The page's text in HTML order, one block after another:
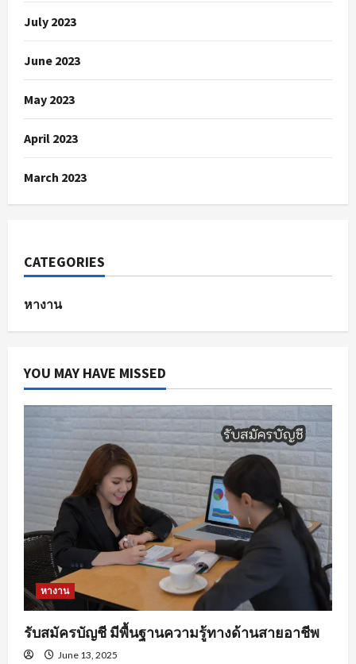
July 2023
June 2023
May 2023
April 2023
March 2023
CATEGORIES
หางาน
YOU MAY HAVE MISSED
หางาน
รับสมัครบัญชี มีพื้นฐานความรู้ทางด้านสายอาชีพ
June 13, 2025